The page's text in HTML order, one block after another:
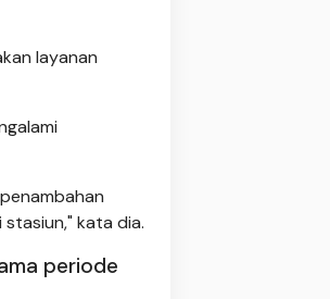
layanan
kata dia.
periode